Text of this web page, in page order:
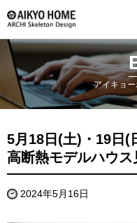
アイキョ
5月18日(土)・19日
高断熱モデルハウス
2024年5月16日